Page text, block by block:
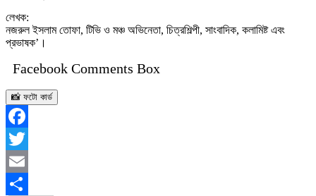
লেখক:
নজরুল ইসলাম তোফা, টিভি ও মঞ্চ অভিনেতা, চিত্রশিল্পী, সাংবাদিক, কলামিষ্ট এবং
প্রভাষক’।
Facebook Comments Box
📸 ফটো কার্ড
Facebook
Twitter
Email